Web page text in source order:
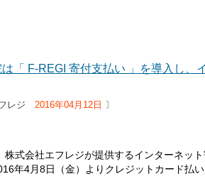
「 F-REGI 寄付支払い 」を導入し、
レジ 2016年04月12日 〕
株式会社エフレジが提供するインターネッ
年4月8日（金）よりクレジットカード払